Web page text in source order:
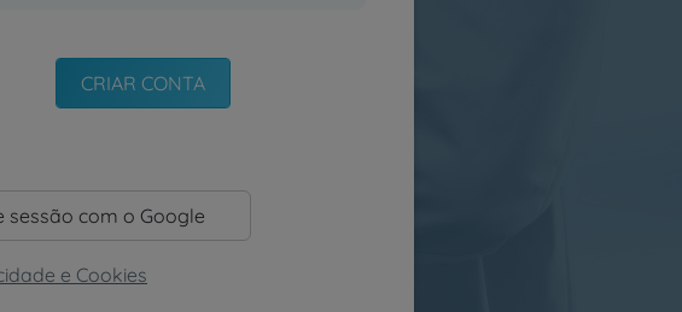
CRIAR CONTA
sessão com o Google
e Cookies